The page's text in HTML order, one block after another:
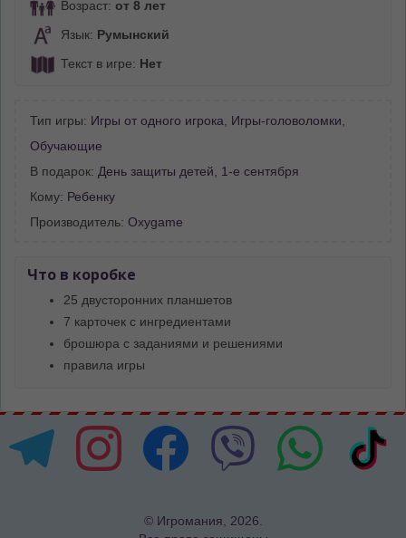
Возраст: от 8 лет
Язык: Румынский
Текст в игре: Нет
Тип игры: Игры от одного игрока Игры-головоломки
Обучающие
В подарок: День защиты детей
1-е сентября
Кому: Ребенку
Производитель: Oxygame
Что в коробке
25 двусторонних планшетов
7 карточек с ингредиентами
брошюра с заданиями и решениями
правила игры
© Игромания, 2026.